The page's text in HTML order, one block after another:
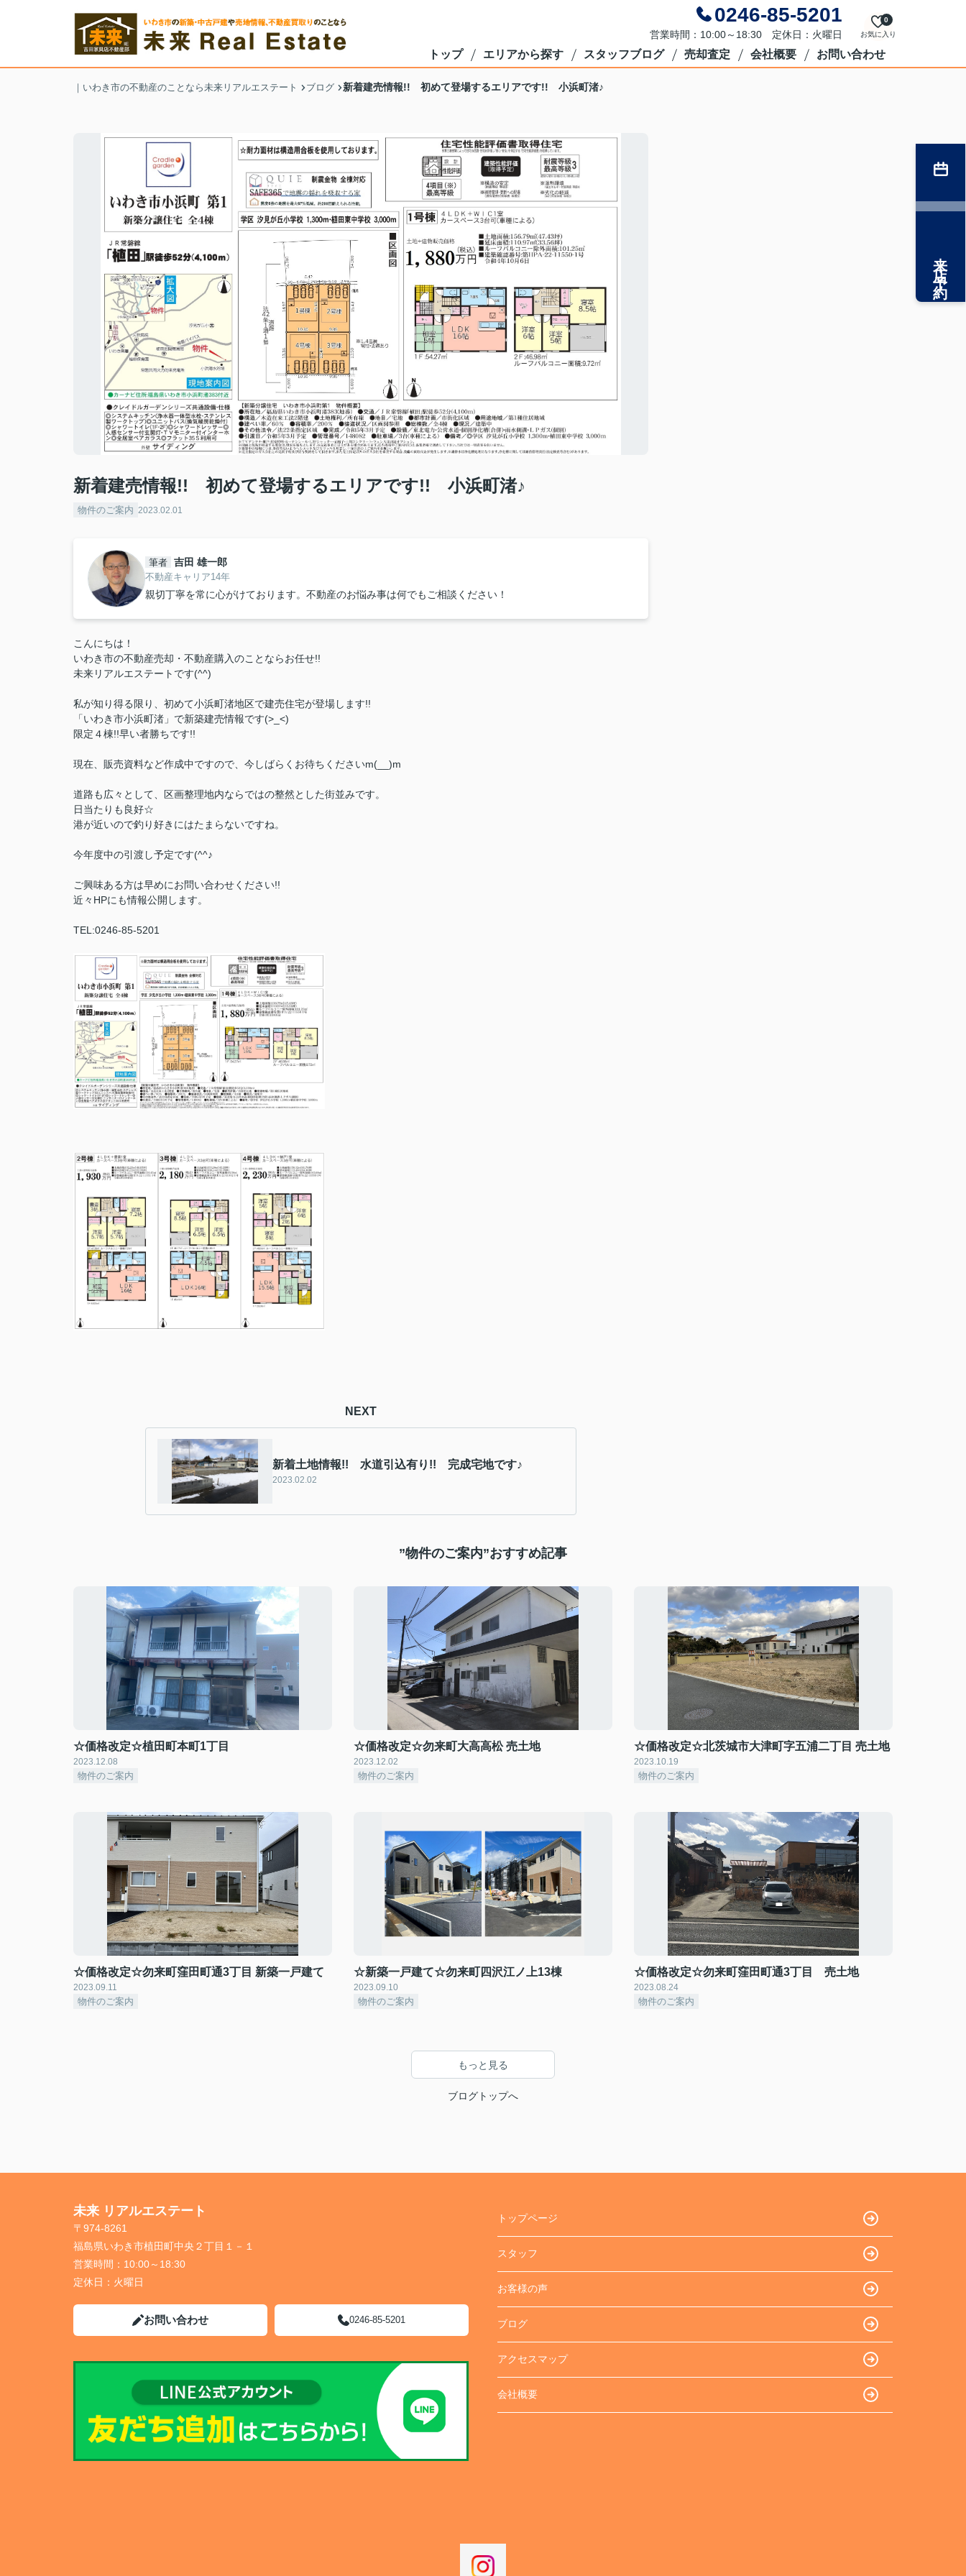
0246-85-5201
営業時間：10:00～18:30 定休日：火曜日 お気に入り
0
トップ エリアから探す スタッフブログ 売却査定 会社概要 お問い合わせ
｜いわき市の不動産のことなら未来リアルエステート ブログ 新着建売情報!! 初めて登場するエリアです!! 小浜町渚♪
新着建売情報!! 初めて登場するエリアです!! 小浜町渚♪
物件のご案内 2023.02.01
筆者 吉田 雄一郎
不動産キャリア14年
親切丁寧を常に心がけております。不動産のお悩み事は何でもご相談ください！
こんにちは！
いわき市の不動産売却・不動産購入のことならお任せ!!
未来リアルエステートです(^^)
私が知り得る限り、初めて小浜町渚地区で建売住宅が登場します!!
「いわき市小浜町渚」で新築建売情報です(>_<)
限定４棟!!早い者勝ちです!!
現在、販売資料など作成中ですので、今しばらくお待ちくださいm(__)m
道路も広々として、区画整理地内ならではの整然とした街並みです。
日当たりも良好☆
港が近いので釣り好きにはたまらないですね。
今年度中の引渡し予定です(^^♪
ご興味ある方は早めにお問い合わせください!!
近々HPにも情報公開します。
TEL:0246-85-5201
NEXT
新着土地情報!! 水道引込有り!! 完成宅地です♪
2023.02.02
”物件のご案内”おすすめ記事
☆価格改定☆植田町本町1丁目
2023.12.08
物件のご案内
☆価格改定☆勿来町大高高松 売土地
2023.12.02
物件のご案内
☆価格改定☆北茨城市大津町字五浦二丁目 売土地
2023.10.19
物件のご案内
☆価格改定☆勿来町窪田町通3丁目 新築一戸建て
2023.09.11
物件のご案内
☆新築一戸建て☆勿来町四沢江ノ上13棟
2023.09.10
物件のご案内
☆価格改定☆勿来町窪田町通3丁目 売土地
2023.08.24
物件のご案内
もっと見る
ブログトップへ
来店予約
未来 リアルエステート
〒974-8261
福島県いわき市植田町中央２丁目１－１
営業時間： 10:00～18:30
定休日： 火曜日
お問い合わせ 0246-85-5201
トップページ
スタッフ
お客様の声
ブログ
アクセスマップ
会社概要